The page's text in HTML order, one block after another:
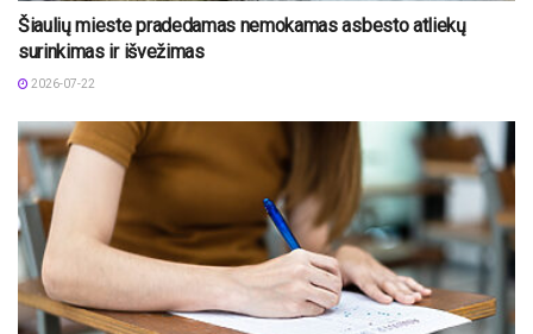
Šiaulių mieste pradedamas nemokamas asbesto atliekų
surinkimas ir išvežimas
2026-07-22